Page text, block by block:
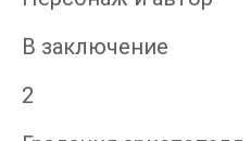
В заключение
2